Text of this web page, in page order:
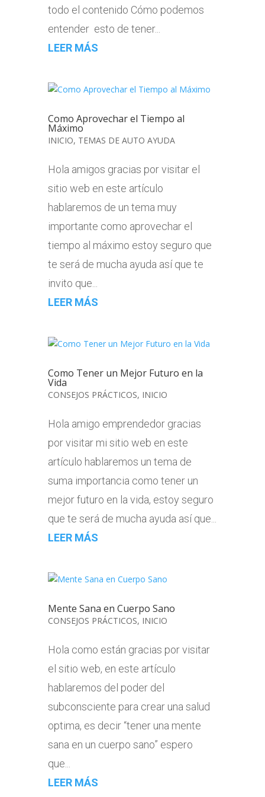
todo el contenido Cómo podemos
entender esto de tener...
LEER MÁS
Como Aprovechar el Tiempo al
Máximo
INICIO, TEMAS DE AUTO AYUDA
Hola amigos gracias por visitar el
sitio web en este artículo
hablaremos de un tema muy
importante como aprovechar el
tiempo al máximo estoy seguro que
te será de mucha ayuda así que te
invito que...
LEER MÁS
Como Tener un Mejor Futuro en la
Vida
CONSEJOS PRÁCTICOS, INICIO
Hola amigo emprendedor gracias
por visitar mi sitio web en este
artículo hablaremos un tema de
suma importancia como tener un
mejor futuro en la vida, estoy seguro
que te será de mucha ayuda así que...
LEER MÁS
Mente Sana en Cuerpo Sano
CONSEJOS PRÁCTICOS, INICIO
Hola como están gracias por visitar
el sitio web, en este artículo
hablaremos del poder del
subconsciente para crear una salud
optima, es decir “tener una mente
sana en un cuerpo sano” espero
que...
LEER MÁS